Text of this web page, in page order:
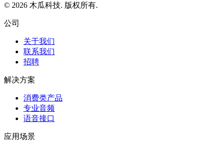
© 2026 木瓜科技. 版权所有.
公司
关于我们
联系我们
招聘
解决方案
消费类产品
专业音频
语音接口
应用场景